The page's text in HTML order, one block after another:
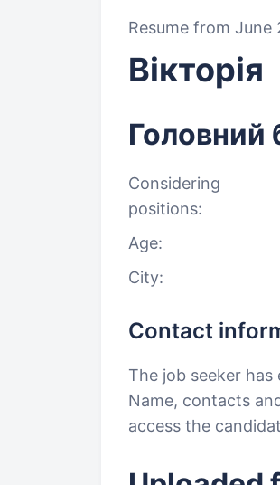
Resume from June
Вікторія
Головний
Considering
positions:
Age:
City:
Contact
The job seeker
Name, contacts
access the